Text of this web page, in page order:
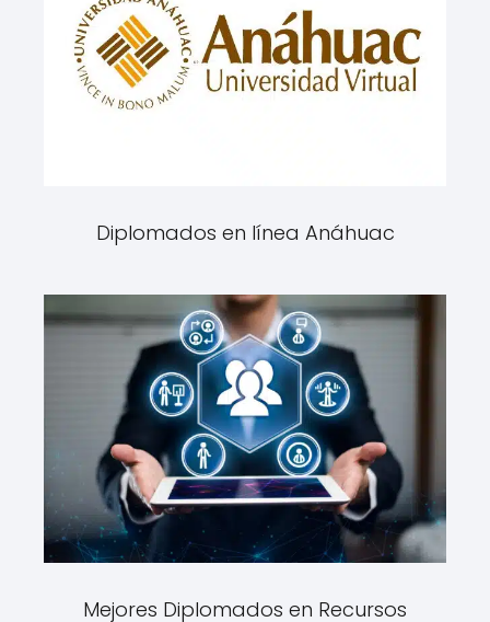
Diplomados en línea Anáhuac
Mejores Diplomados en Recursos